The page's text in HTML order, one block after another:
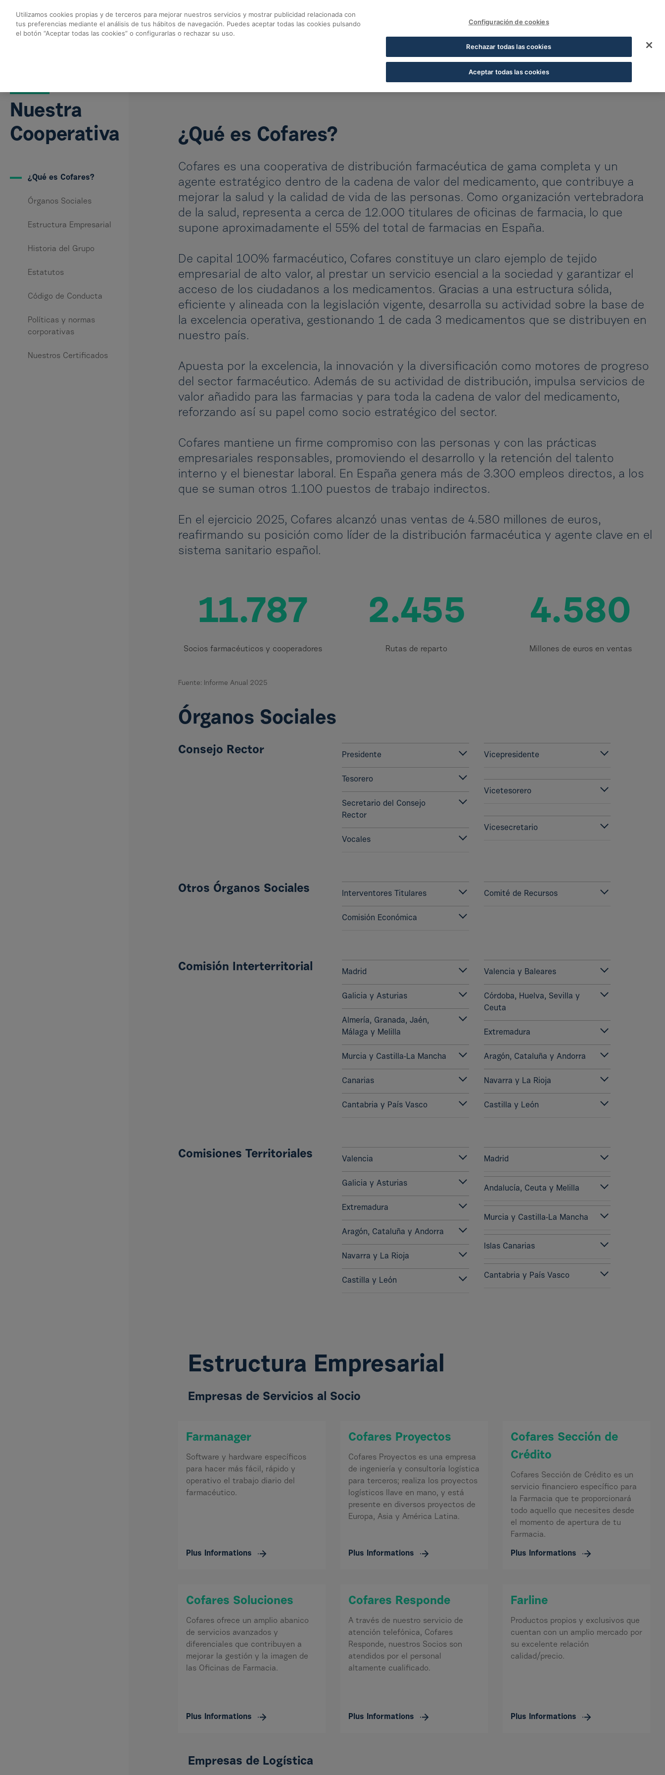
CONTACTO COFARES SECCIÓN DE CRÉDITO FUNDACIÓN COFARES
OMFE - Cofares
Nuestra
Cooperativa
¿Qué es Cofares?
Órganos Sociales
Estructura Empresarial
Historia del Grupo
Estatutos
Código de Conducta
Políticas y normas
corporativas
Nuestros Certificados
¿Qué es Cofares?
Cofares es una cooperativa de distribución farmacéutica de gama completa y un
agente estratégico dentro de la cadena de valor del medicamento, que contribuye a
mejorar la salud y la calidad de vida de las personas. Como organización vertebradora
de la salud, representa a cerca de 12.000 titulares de oficinas de farmacia, lo que
supone aproximadamente el 55% del total de farmacias en España.
De capital 100% farmacéutico, Cofares constituye un claro ejemplo de tejido
empresarial de alto valor, al prestar un servicio esencial a la sociedad y garantizar el
acceso de los ciudadanos a los medicamentos. Gracias a una estructura sólida,
eficiente y alineada con la legislación vigente, desarrolla su actividad sobre la base de
la excelencia operativa, gestionando 1 de cada 3 medicamentos que se distribuyen en
nuestro país.
Apuesta por la excelencia, la innovación y la diversificación como motores de progreso
del sector farmacéutico. Además de su actividad de distribución, impulsa servicios de
valor añadido para las farmacias y para toda la cadena de valor del medicamento,
reforzando así su papel como socio estratégico del sector.
Cofares mantiene un firme compromiso con las personas y con las prácticas
empresariales responsables, promoviendo el desarrollo y la retención del talento
interno y el bienestar laboral. En España genera más de 3.300 empleos directos, a los
que se suman otros 1.100 puestos de trabajo indirectos.
En el ejercicio 2025, Cofares alcanzó unas ventas de 4.580 millones de euros,
reafirmando su posición como líder de la distribución farmacéutica y agente clave en el
sistema sanitario español.
11.787
Socios farmacéuticos y cooperadores
2.455
Rutas de reparto
4.580
Millones de euros en ventas
Fuente: Informe Anual 2025
Órganos Sociales
Consejo Rector Presidente
Tesorero
Secretario del Consejo
Rector
Vocales
Vicepresidente
Vicetesorero
Vicesecretario
Otros Órganos Sociales Interventores Titulares
Comisión Económica
Comité de Recursos
Comisión Interterritorial Madrid
Galicia y Asturias
Almería, Granada, Jaén,
Málaga y Melilla
Murcia y Castilla-La Mancha
Canarias
Cantabria y País Vasco
Valencia y Baleares
Córdoba, Huelva, Sevilla y
Ceuta
Extremadura
Aragón, Cataluña y Andorra
Navarra y La Rioja
Castilla y León
Comisiones Territoriales Valencia
Galicia y Asturias
Extremadura
Aragón, Cataluña y Andorra
Navarra y La Rioja
Castilla y León
Madrid
Andalucía, Ceuta y Melilla
Murcia y Castilla-La Mancha
Islas Canarias
Cantabria y País Vasco
Estructura Empresarial
Empresas de Servicios al Socio
Farmanager
Software y hardware específicos
para hacer más fácil, rápido y
operativo el trabajo diario del
farmacéutico.
Plus Informations
Cofares Proyectos
Cofares Proyectos es una empresa
de ingeniería y consultoría logística
para terceros; realiza los proyectos
logísticos llave en mano, y está
presente en diversos proyectos de
Europa, Asia y América Latina.
Plus Informations
Cofares Sección de
Crédito
Cofares Sección de Crédito es un
servicio financiero específico para
la Farmacia que te proporcionará
todo aquello que necesites desde
el momento de apertura de tu
Farmacia.
Plus Informations
Cofares Soluciones
Cofares ofrece un amplio abanico
de servicios avanzados y
diferenciales que contribuyen a
mejorar la gestión y la imagen de
las Oficinas de Farmacia.
Plus Informations
Cofares Responde
A través de nuestro servicio de
atención telefónica, Cofares
Responde, nuestros Socios son
atendidos por el personal
altamente cualificado.
Plus Informations
Farline
Productos propios y exclusivos que
cuentan con un amplio mercado por
su excelente relación
calidad/precio.
Plus Informations
Empresas de Logística
Utilizamos cookies propias y de terceros para mejorar nuestros servicios y mostrar publicidad relacionada con
tus preferencias mediante el análisis de tus hábitos de navegación. Puedes aceptar todas las cookies pulsando
el botón “Aceptar todas las cookies” o configurarlas o rechazar su uso.
Configuración de cookies
Rechazar todas las cookies
Aceptar todas las cookies